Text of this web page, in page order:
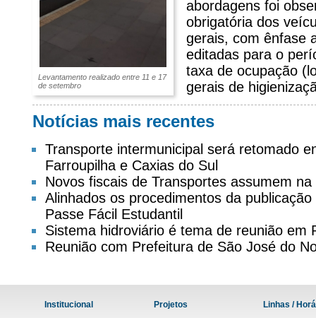
Levantamento realizado entre 11 e 17
de setembro
abordagens foi
obrigatória dos
gerais, com ênfase
editadas para o
taxa de ocupação
gerais de
Notícias mais recentes
Transporte intermunicipal será retomado
Farroupilha e Caxias do Sul
Novos fiscais de Transportes assumem
Alinhados os procedimentos da
Passe Fácil Estudantil
Sistema hidroviário é tema de reunião em
Reunião com Prefeitura de São José do
Institucional Projetos Linhas /